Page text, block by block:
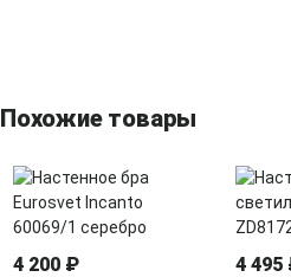
Похожие товары
4 200 ₽ 4 495